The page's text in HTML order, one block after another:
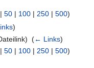
| 50 | 100 | 250 | 500)
)
(← Links)
| 50 | 100 | 250 | 500)